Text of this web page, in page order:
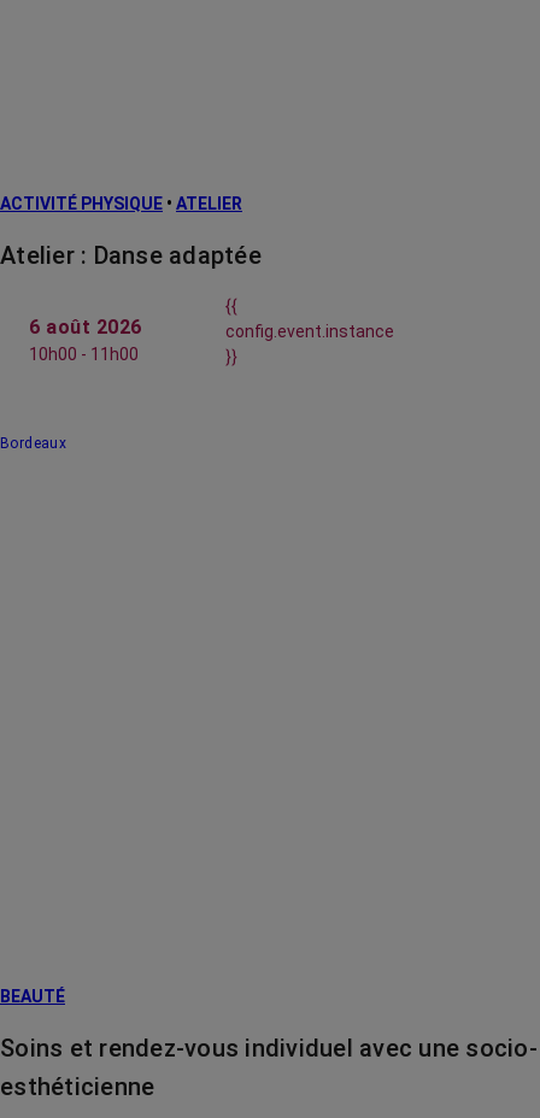
ACTIVITÉ PHYSIQUE • ATELIER
Atelier : Danse adaptée
6 août 2026
10h00 - 11h00
{{
config.event.instance
}}
Bordeaux
BEAUTÉ
Soins et rendez-vous individuel avec une socio-
esthéticienne